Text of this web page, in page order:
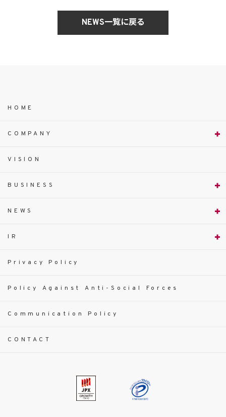
NEWS一覧に戻る
HOME
COMPANY
VISION
BUSINESS
NEWS
IR
Privacy Policy
Policy Against Anti-Social Forces
Communication Policy
CONTACT